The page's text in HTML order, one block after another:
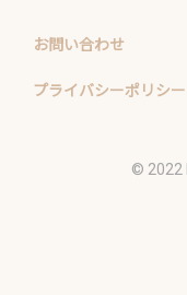
お問い合わせ
プライバシーポリシー
©️ 2022